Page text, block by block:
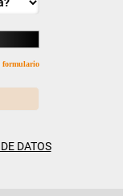
formulario
DATOS